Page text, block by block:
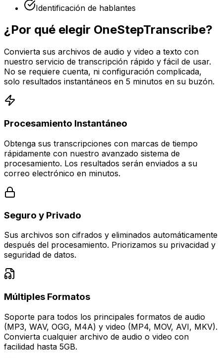
Identificación de hablantes
¿Por qué elegir OneStepTranscribe?
Convierta sus archivos de audio y video a texto con
nuestro servicio de transcripción rápido y fácil de usar.
No se requiere cuenta, ni configuración complicada,
solo resultados instantáneos en 5 minutos en su buzón.
Procesamiento Instantáneo
Obtenga sus transcripciones con marcas de tiempo
rápidamente con nuestro avanzado sistema de
procesamiento. Los resultados serán enviados a su
correo electrónico en minutos.
Seguro y Privado
Sus archivos son cifrados y eliminados automáticamente
después del procesamiento. Priorizamos su privacidad y
seguridad de datos.
Múltiples Formatos
Soporte para todos los principales formatos de audio
(MP3, WAV, OGG, M4A) y video (MP4, MOV, AVI, MKV).
Convierta cualquier archivo de audio o video con
facilidad hasta 5GB.